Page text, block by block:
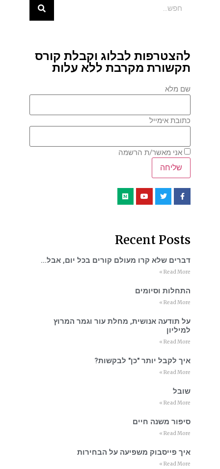
להצטרפות לבלוג וקבלת קורס
תקשורת מקרבת ללא עלות
שם מלא
כתובת אימייל
אני מאשר/ת הרשמה
Recent Posts
דברים שלא קרו מעולם קורים בכל יום, אבל…
Read More »
התחלות וסיומים
Read More »
על תודעה אנושית, מחלת עור וגמר המרוץ
למיליון
Read More »
איך לקבל יותר "כן" לבקשות?
Read More »
שובל
Read More »
סיפור משנה חיים
Read More »
איך פייסבוק משפיעה על הבחירות
Read More »